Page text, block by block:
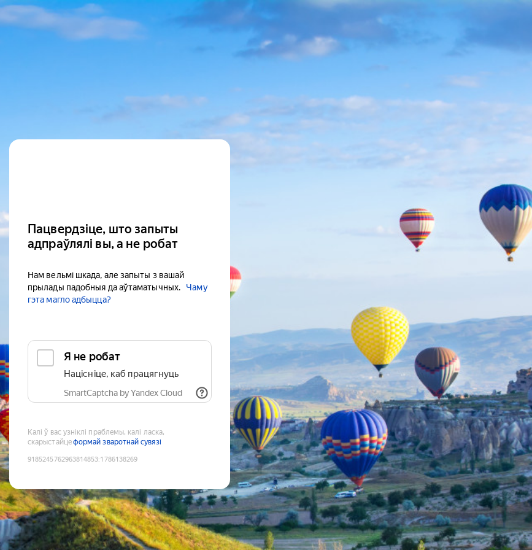
Пацвердзіце, што запыты
адпраўлялі вы, а не робат
Нам вельмі шкада, але запыты з вашай
прылады падобныя да аўтаматычных.
Чаму
гэта магло адбыцца?
Я не робат
Націсніце, каб працягнуць
SmartCaptcha by Yandex Cloud
Калі ў вас узніклі праблемы, калі ласка,
скарыстайцеформай зваротнай сувязі
9185245762963814853:1786138269